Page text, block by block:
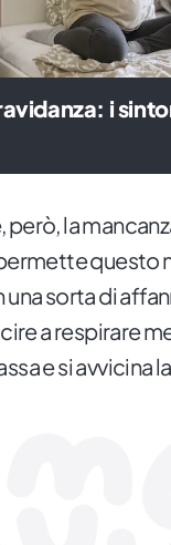
i
però, la
questo
una sorta di
a respirare
e si avvicina